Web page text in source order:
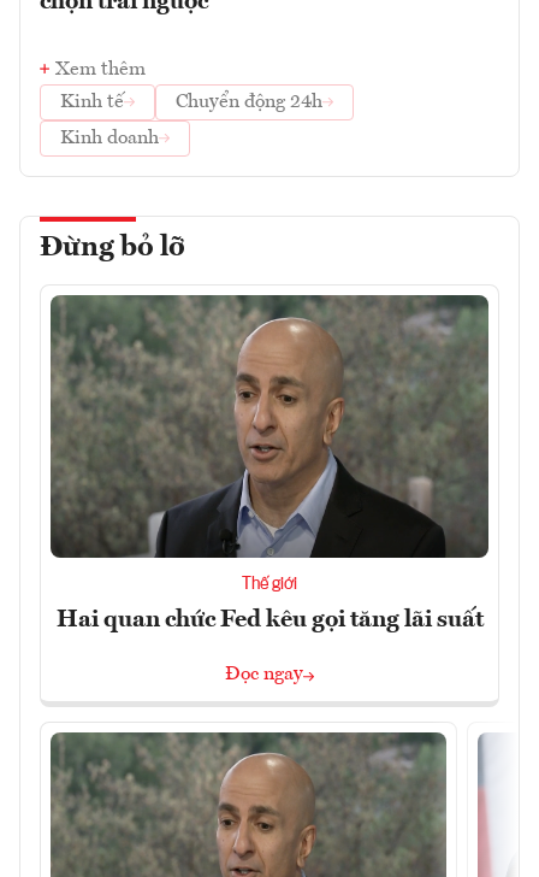
Xem thêm
Kinh tế
Chuyển động 24h
Kinh doanh
Đừng bỏ lỡ
Thế giới
Hai quan chức Fed kêu gọi tăng lãi suất
Đọc ngay